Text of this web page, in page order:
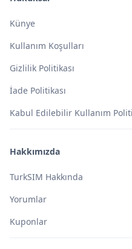
Künye
Kullanım Koşulları
Gizlilik Politikası
İade Politikası
Kabul Edilebilir Kullanım
Hakkımızda
TurkSIM Hakkında
Yorumlar
Kuponlar